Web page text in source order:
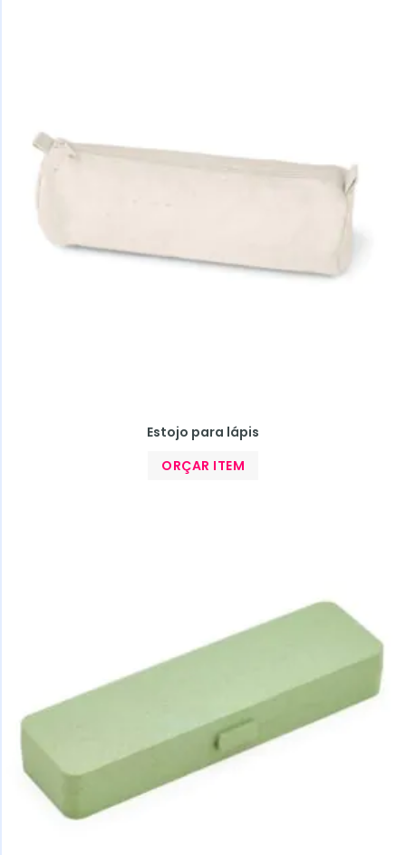
Estojo para lápis
ORÇAR ITEM